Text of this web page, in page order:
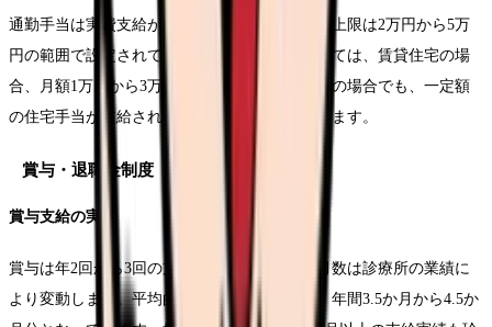
通勤手当は実費支給が基本となっており、月額上限は2万円から5万
円の範囲で設定されています。住居手当については、賃貸住宅の場
合、月額1万円から3万円が一般的です。持ち家の場合でも、一定額
の住宅手当が支給される診療所も増えてきています。
賞与・退職金制度
賞与支給の実態
賞与は年2回から3回の支給が一般的で、支給月数は診療所の業績に
より変動します。平均的な支給実績としては、年間3.5か月から4.5か